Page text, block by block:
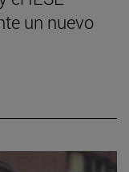
un nuevo